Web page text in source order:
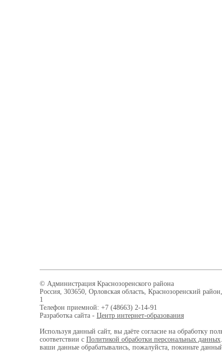
© Администрация Краснозоренского района
Россия, 303650, Орловская область, Краснозоренский
1
Телефон приемной: +7 (48663) 2-14-91
Разработка сайта - Центр интернет-образования
Используя данный сайт, вы даёте согласие на обработку
соответствии с Политикой обработки персональных данных
ваши данные обрабатывались, пожалуйста, покиньте